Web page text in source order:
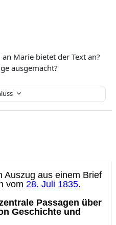
Marie bietet der Text an?
ausgemacht?